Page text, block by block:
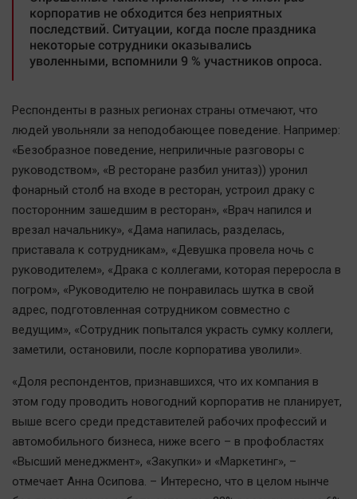
Другие рубрики
Bookworms
English version
Актуальная тема
Блогеркуль
Быстрый медиазавод
Вирус чтения
Вкусное
Гороскоп
ЖКХ
Интервью
Качество жизни
Конкурс
Народная журналистика
Наука
корпоратив не обходится без неприятных
последствий. Ситуации, когда после праздника
некоторые сотрудники оказывались
уволенными, вспомнили 9 % участников опроса.
Респонденты в разных регионах страны отмечают, что
людей увольняли за неподобающее поведение. Например:
«Безобразное поведение, неприличные разговоры с
руководством», «В ресторане разбил унитаз)) уронил
фонарный столб на входе в ресторан, устроил драку с
посторонним зашедшим в ресторан», «Врач напился и
врезал начальнику», «Дама напилась, разделась,
приставала к сотрудникам», «Девушка провела ночь с
руководителем», «Драка с коллегами, которая переросла в
погром», «Руководителю не понравилась шутка в свой
адрес, подготовленная сотрудником совместно с
ведущим», «Сотрудник попытался украсть сумку коллеги,
заметили, остановили, после корпоратива уволили».
«Доля респондентов, признавшихся, что их компания в
этом году проводить новогодний корпоратив не планирует,
выше всего среди представителей рабочих профессий и
автомобильного бизнеса, ниже всего – в профобластях
«Высший менеджмент», «Закупки» и «Маркетинг», –
отмечает Анна Осипова. – Интересно, что в целом нынче